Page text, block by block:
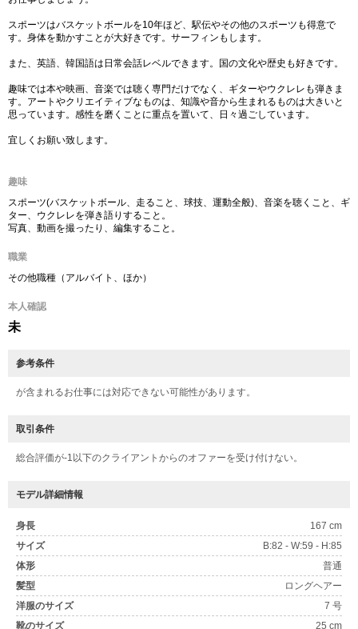
スポーツはバスケットボールを10年ほど、駅伝やその他のスポーツも得意で
す。身体を動かすことが大好きです。サーフィンもします。
また、英語、韓国語は日常会話レベルできます。国の文化や歴史も好きです。
趣味では本や映画、音楽では聴く専門だけでなく、ギターやウクレレも弾きま
す。アートやクリエイティブなものは、知識や音から生まれるものは大きいと
思っています。感性を磨くことに重点を置いて、日々過ごしています。
宜しくお願い致します。
趣味
スポーツ(バスケットボール、走ること、球技、運動全般)、音楽を聴くこと、ギ
ター、ウクレレを弾き語りすること。
写真、動画を撮ったり、編集すること。
職業
その他職種（アルバイト、ほか）
本人確認
未
参考条件
が含まれるお仕事には対応できない可能性があります。
取引条件
総合評価が-1以下のクライアントからのオファーを受け付けない。
モデル詳細情報
身長
167 cm
サイズ
B:82 - W:59 - H:85
体形
普通
髪型
ロングヘアー
洋服のサイズ
7 号
靴のサイズ
25 cm